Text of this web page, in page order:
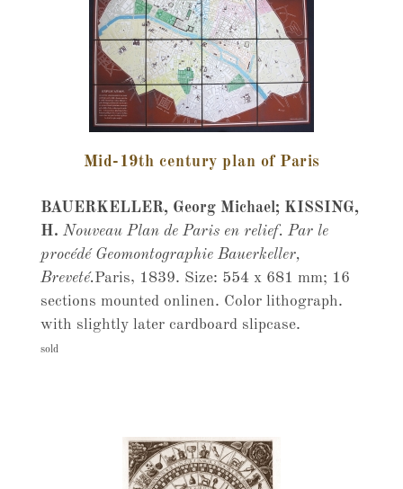
Mid-19th century plan of Paris
BAUERKELLER, Georg Michael; KISSING,
H. Nouveau Plan de Paris en relief. Par le
procédé Geomontographie Bauerkeller,
Breveté.Paris, 1839. Size: 554 x 681 mm; 16
sections mounted onlinen. Color lithograph.
with slightly later cardboard slipcase.
sold